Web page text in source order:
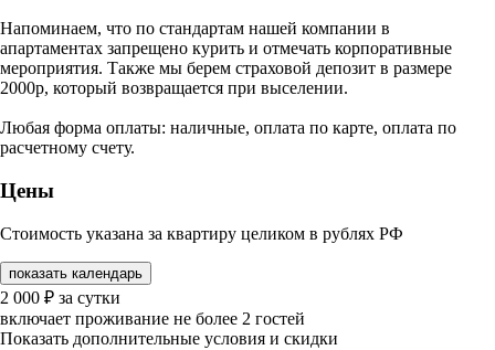
Напоминаем, что по стандартам нашей компании в
апартаментах запрещено курить и отмечать корпоративные
мероприятия. Также мы берем страховой депозит в размере
2000р, который возвращается при выселении.
Любая форма оплаты: наличные, оплата по карте, оплата по
расчетному счету.
Цены
Стоимость указана за квартиру целиком в рублях РФ
показать календарь
2 000 ₽ за сутки
включает проживание не более 2 гостей
Показать дополнительные условия и скидки